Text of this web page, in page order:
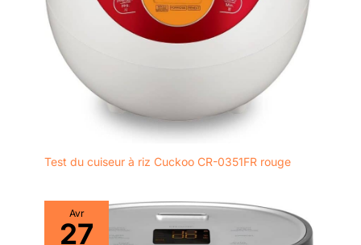
Test du cuiseur à riz Cuckoo CR-0351FR rouge
Avr
27